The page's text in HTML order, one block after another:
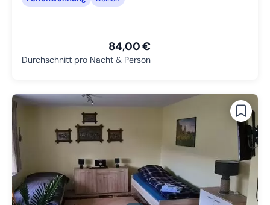
84,00 €
Durchschnitt pro Nacht & Person